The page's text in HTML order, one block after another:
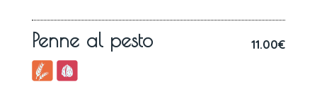
Penne al pesto 11.00€